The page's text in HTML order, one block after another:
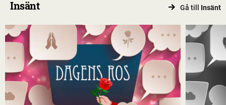
Insänt Gå till Insänt